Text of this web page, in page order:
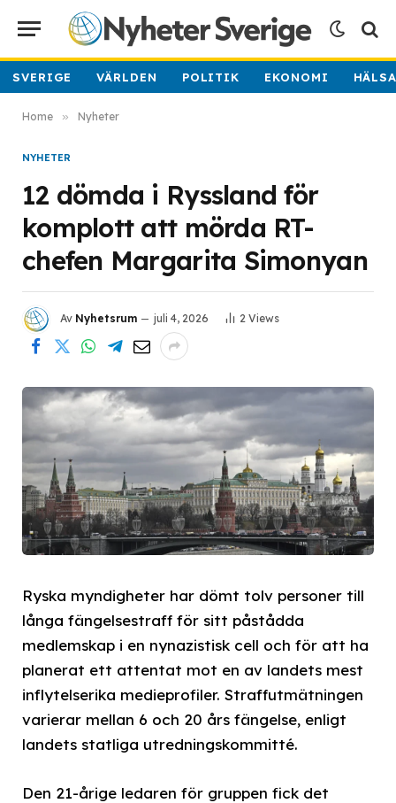
SVERIGE VÄRLDEN POLITIK EKONOMI
Home » Nyheter
NYHETER
12 dömda i Ryssland för
komplott att mörda RT-
chefen Margarita Simonyan
Av Nyhetsrum juli 4, 2026 2 Views
Ryska myndigheter har dömt tolv personer till
långa fängelsestraff för sitt påstådda
medlemskap i en nynazistisk cell och för att ha
planerat ett attentat mot en av landets mest
inflytelserika medieprofiler. Straffutmätningen
varierar mellan 6 och 20 års fängelse, enligt
landets statliga utredningskommitté.
Den 21-årige ledaren för gruppen fick det